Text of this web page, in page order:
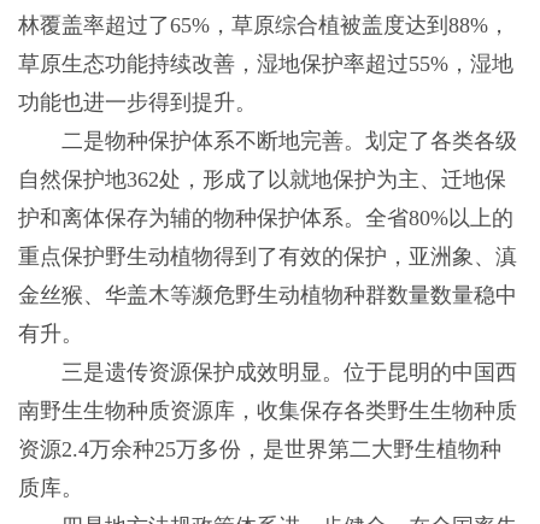
林覆盖率超过了65%，草原综合植被盖度达到88%，
草原生态功能持续改善，湿地保护率超过55%，湿地
功能也进一步得到提升。
二是物种保护体系不断地完善。划定了各类各级
自然保护地362处，形成了以就地保护为主、迁地保
护和离体保存为辅的物种保护体系。全省80%以上的
重点保护野生动植物得到了有效的保护，亚洲象、滇
金丝猴、华盖木等濒危野生动植物种群数量数量稳中
有升。
三是遗传资源保护成效明显。位于昆明的中国西
南野生生物种质资源库，收集保存各类野生生物种质
资源2.4万余种25万多份，是世界第二大野生植物种
质库。